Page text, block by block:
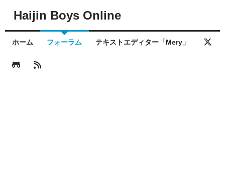
Haijin Boys Online
ホーム フォーラム テキストエディター「Mery」